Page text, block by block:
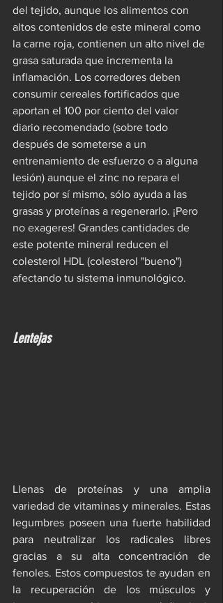
del tejido, aunque los alimentos con
altos contenidos de este mineral como
la carne roja, contienen un alto nivel de
grasa saturada que incrementa la
inflamación. Los corredores deben
consumir cereales fortificados que
aportan el 100 por ciento del valor
diario recomendado (sobre todo
después de someterse a un
entrenamiento de esfuerzo o a alguna
lesión) aunque el zinc no repara el
tejido por sí mismo, sólo ayuda a las
grasas y proteínas a regenerarlo. ¡Pero
no exageres! Grandes cantidades de
este potente mineral reducen el
colesterol HDL (colesterol "bueno")
afectando tu sistema inmunológico.
Lentejas
Llenas de proteínas y una amplia
variedad de vitaminas y minerales. Estas
legumbres poseen una fuerte habilidad
para neutralizar los radicales libres
gracias a su alta concentración de
fenoles. Estos compuestos te ayudan en
la recuperación de los músculos y